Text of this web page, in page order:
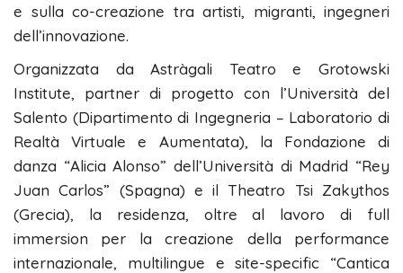
e sulla co-creazione tra artisti, migranti, ingegneri
dell’innovazione.
Organizzata da Astràgali Teatro e Grotowski
Institute, partner di progetto con l’Università del
Salento (Dipartimento di Ingegneria – Laboratorio di
Realtà Virtuale e Aumentata), la Fondazione di
danza “Alicia Alonso” dell’Università di Madrid “Rey
Juan Carlos” (Spagna) e il Theatro Tsi Zakythos
(Grecia), la residenza, oltre al lavoro di full
immersion per la creazione della performance
internazionale, multilingue e site-specific “Cantica